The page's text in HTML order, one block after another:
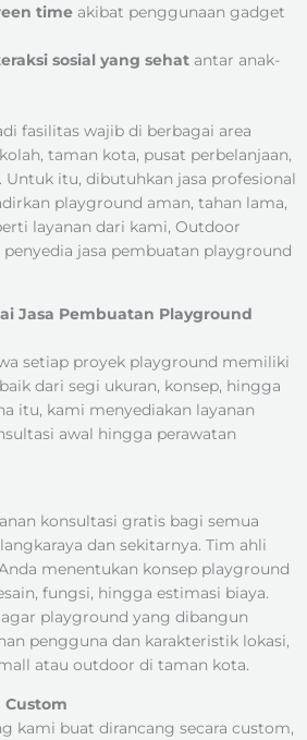
time akibat penggunaan gadget
sosial yang sehat antar anak-
fasilitas wajib di berbagai area
taman kota, pusat perbelanjaan,
itu, dibutuhkan jasa profesional
playground aman, tahan lama,
layanan dari kami, Outdoor
jasa pembuatan playground
Jasa Pembuatan Playground
setiap proyek playground memiliki
dari segi ukuran, konsep, hingga
itu, kami menyediakan layanan
awal hingga perawatan
konsultasi gratis bagi semua
dan sekitarnya. Tim ahli
menentukan konsep playground
fungsi, hingga estimasi biaya.
playground yang dibangun
pengguna dan karakteristik lokasi,
atau outdoor di taman kota.
Custom
kami buat dirancang secara custom,